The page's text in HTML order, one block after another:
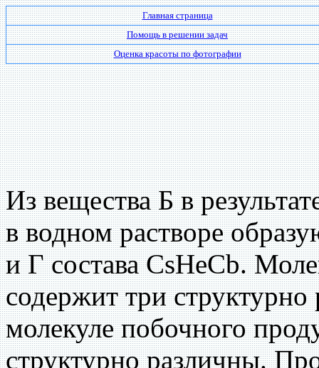
Главная страница
Помощь в решении задач
Оценка красоты по фотографии
Из вещества Б в
в водном растворе
и Г состава CsHeCb.
содержит три структурно
молекуле побочного
структурно различны.